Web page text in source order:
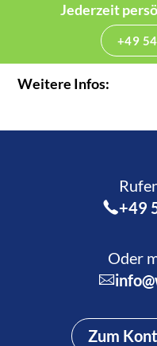
Jederzeit
+49
Weitere Infos:
+49
Oder
Zum